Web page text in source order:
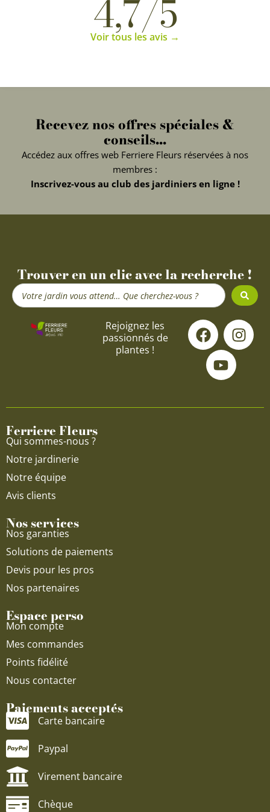
4,7/5
Voir tous les avis →
Recevez nos offres spéciales &
conseils...
Accédez aux offres web Ferriere Fleurs réservées à nos
membres :
Inscrivez-vous au club des jardiniers en ligne !
Trouver en un clic avec la recherche !
Search
...
Rejoignez les
passionnés de
plantes !
F
a
c
e
o
I
n
s
g
Y
o
u
t
u
b
Ferriere Fleurs
Qui sommes-nous ?
Notre jardinerie
Notre équipe
Avis clients
Nos services
Nos garanties
Solutions de paiements
Devis pour les pros
Nos partenaires
Espace perso
Mon compte
Mes commandes
Points fidélité
Nous contacter
Paiements acceptés
Carte bancaire
Paypal
Virement bancaire
Chèque